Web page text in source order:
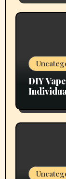
DIY